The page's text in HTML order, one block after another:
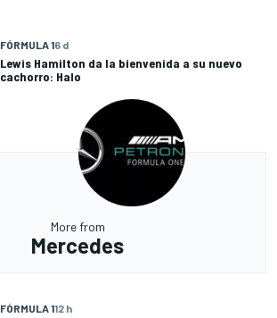
FÓRMULA 16 d
Lewis Hamilton da la bienvenida a su nuevo
cachorro: Halo
More from
Mercedes
FÓRMULA 112 h